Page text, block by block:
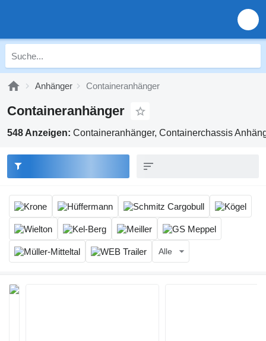
Anhänger Containeranhänger
Containeranhänger
548 Anzeigen: Containeranhänger, Containerchassis
Alle